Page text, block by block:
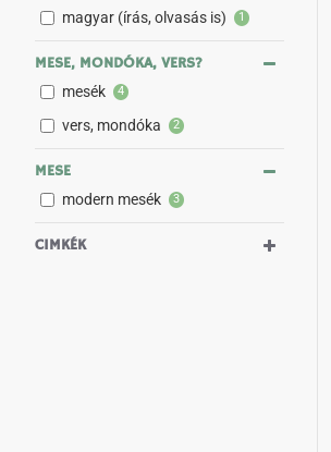
magyar (írás, olvasás is) 1
MESE, MONDÓKA, VERS?
mesék 4
vers, mondóka 2
MESE
modern mesék 3
CIMKÉK